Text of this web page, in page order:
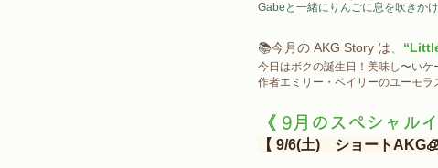
Gabeと一緒にりんごに息を吹きか
📚今月の AKG Story は、
今日はボクの誕生日！美味し〜い
作者エミリー・ベイリーのユーモラ
《 9月のスペシャル
【 9/6(土)　ショート